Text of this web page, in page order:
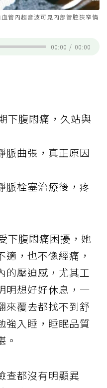
管內超音波可見內部管腔狹窄情
00:00 / 00:00
下腹悶痛，久站與
脈曲張，真正原因
脈栓塞治療後，疼
下腹悶痛困擾，她
，也不像經痛，
的壓迫感，尤其工
明想好好休息，一
來覆去都找不到舒
強入睡，睡眠品質
。
查都沒有明顯異